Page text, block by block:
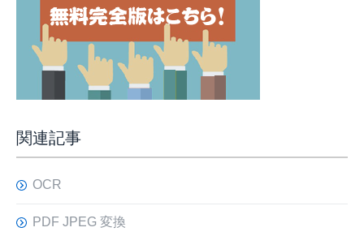
関連記事
OCR
PDF JPEG 変換